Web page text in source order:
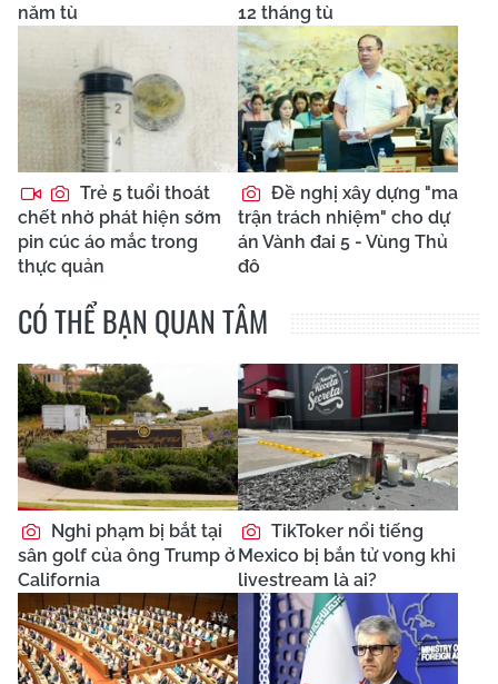
năm tù 12 tháng tù
Trẻ 5 tuổi thoát
chết nhờ phát hiện sớm
pin cúc áo mắc trong
thực quản
Đề nghị xây dựng "ma
trận trách nhiệm" cho dự
án Vành đai 5 - Vùng Thủ
đô
CÓ THỂ BẠN QUAN TÂM
Nghi phạm bị bắt tại
sân golf của ông Trump ở
California
TikToker nổi tiếng
Mexico bị bắn tử vong khi
livestream là ai?